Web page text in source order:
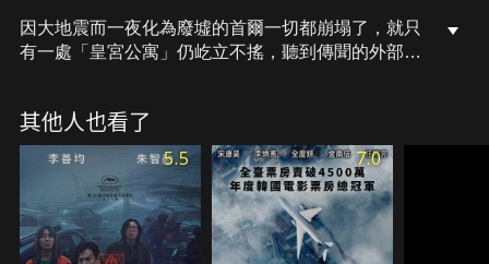
因大地震而一夜化為廢墟的首爾一切都崩塌了，就只
有一處「皇宮公寓」仍屹立不搖，聽到傳聞的外部倖
止外部人士的進出，為了公寓住戶訂定了新的規則。
幸虧如此，和外面如地獄般的世界不同，對住戶們而
言沒有比皇宮公寓更安全平和的烏托邦了。然而在無
盡的生存危機中，他們之間也開始出現了出乎意料的
糾葛……
其他人也看了
5.5 7.0